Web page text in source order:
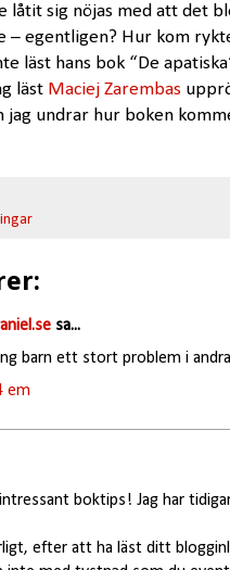
låtit sig nöjas med att det
– egentligen? Hur kom
läst hans bok “De
läst Maciej Zarembas
jag undrar hur boken
sa...
barn ett stort problem i
em
boktips! Jag har
efter att ha läst ditt